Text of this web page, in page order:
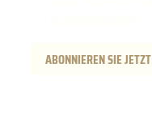
ABONNIEREN SIE JETZT